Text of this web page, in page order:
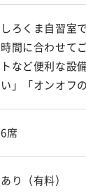
しろくま自習室
時間に合わせて
トなど便利な設
い」「オンオフ
6席
あり（有料）